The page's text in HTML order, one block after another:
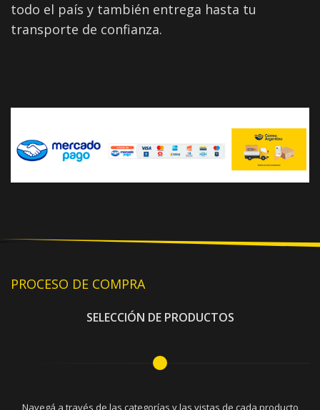
todo el país y también entrega hasta tu
transporte de confianza.
PROCESO DE COMPRA
SELECCIÓN DE PRODUCTOS
Navegá a través de las categorías y las vistas de cada producto